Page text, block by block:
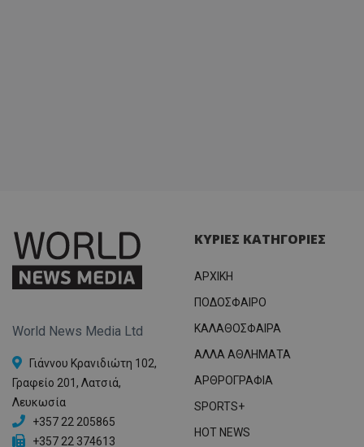
World News Media Ltd
Γιάννου Κρανιδιώτη 102,
Γραφείο 201, Λατσιά,
Λευκωσία
+357 22 205865
+357 22 374613
ΚΥΡΙΕΣ ΚΑΤΗΓΟΡΙΕΣ
ΑΡΧΙΚΗ
ΠΟΔΟΣΦΑΙΡΟ
ΚΑΛΑΘΟΣΦΑΙΡΑ
ΑΛΛΑ ΑΘΛΗΜΑΤΑ
ΑΡΘΡΟΓΡΑΦΙΑ
SPORTS+
HOT NEWS